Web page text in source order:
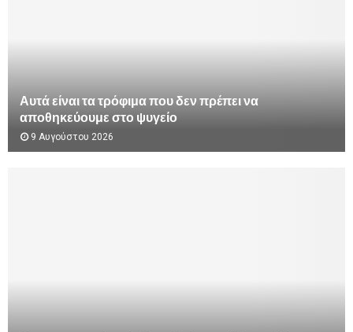
Αυτά είναι τα τρόφιμα που δεν πρέπει να
αποθηκεύουμε στο ψυγείο
9 Αυγούστου 2026